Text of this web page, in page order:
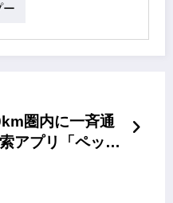
ー
圏内に一斉通
アプリ「ペット